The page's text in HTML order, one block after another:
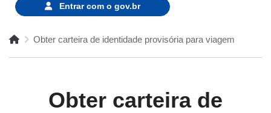
Entrar com o gov.br
Obter carteira de identidade provisória para viagem
Obter carteira de